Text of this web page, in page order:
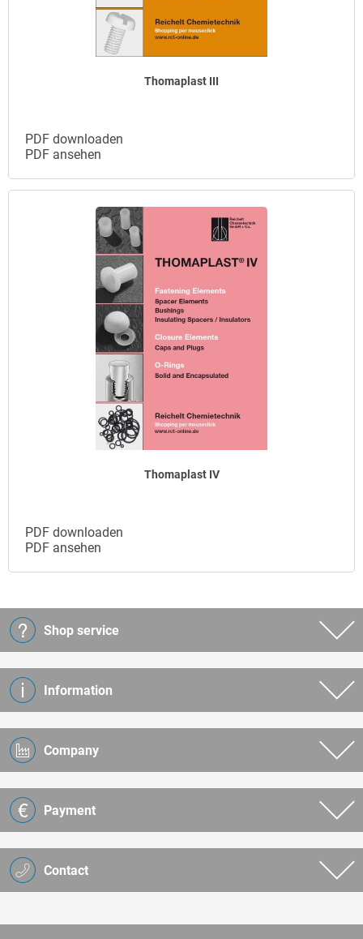
Thomaplast III
PDF downloaden
PDF ansehen
Thomaplast IV
PDF downloaden
PDF ansehen
Contact
Shop service
Information
Company
Payment